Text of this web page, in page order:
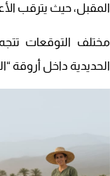
المقبل، حيث يترقب
مختلف التوقعات
الحديدية داخل أروقة